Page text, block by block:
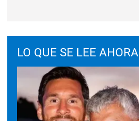
LO QUE SE LEE AHORA